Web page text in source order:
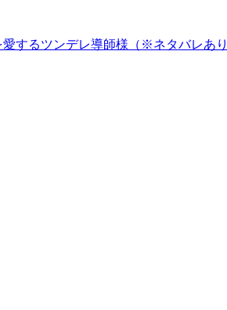
するツンデレ導師様（※ネタバレあり